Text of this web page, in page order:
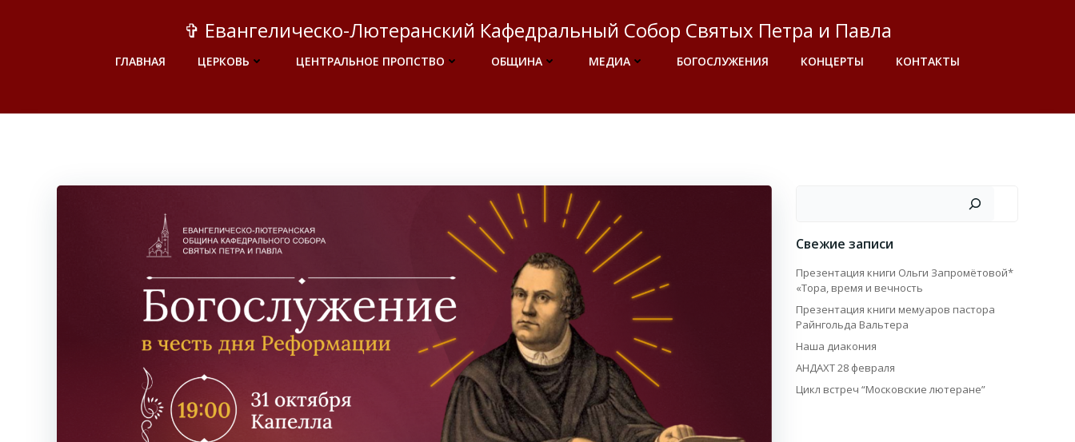
✞ Евангелическо-Лютеранский Кафедральный Собор Святых Петра и Павла
ГЛАВНАЯ ЦЕРКОВЬ ЦЕНТРАЛЬНОЕ ПРОПСТВО ОБЩИНА МЕДИА БОГОСЛУЖЕНИЯ КОНЦЕРТЫ КОНТАКТЫ
Свежие записи
Презентация книги Ольги Запромётовой*
«Тора, время и вечность
Презентация книги мемуаров пастора
Райнгольда Вальтера
Наша диакония
АНДАХТ 28 февраля
Цикл встреч “Московские лютеране”